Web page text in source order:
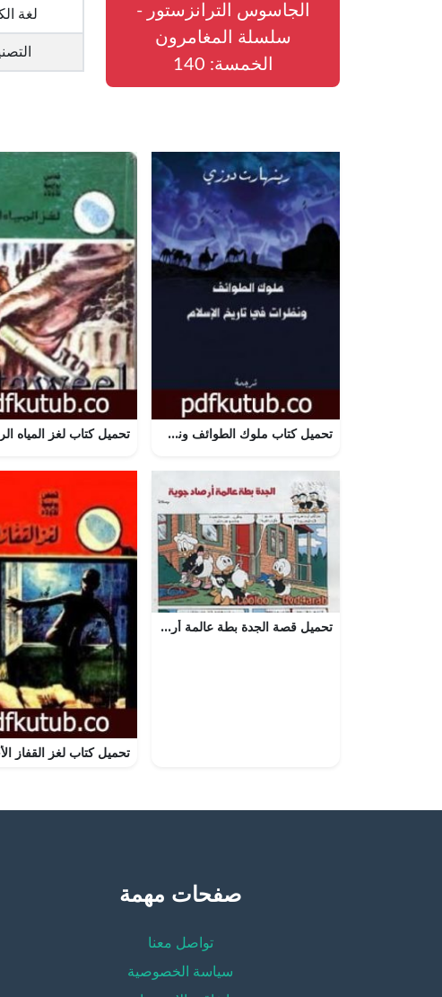
الجاسوس الترانزستور -
سلسلة المغامرون
الخمسة: 140
لغة
تحميل كتاب ملوك الطوائف ونظرات في تاريخ الإسلام PDF تأليف كامل الكيلاني مجانا [كامل]
تحميل قصة الجدة بطة عالمة أرصاد جوية PDF للكاتب مجلة ميكى
صفحات مهمة
تواصل معنا
سياسة الخصوصية